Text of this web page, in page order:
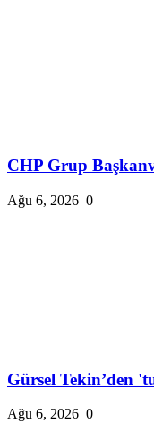
CHP Grup
Ağu 6, 2026 0
Gürsel Tekin’den
Ağu 6, 2026 0